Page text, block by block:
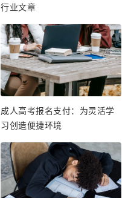
行业文章
成人高考报名支付：为灵活学
习创造便捷环境